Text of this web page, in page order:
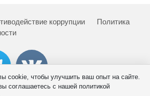
журналов
коррупции
Политика
cookie, чтобы улучшить ваш опыт на сайте.
соглашаетесь с нашей политикой